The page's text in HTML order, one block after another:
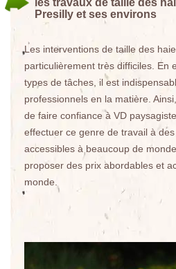
les travaux de taille des
Presilly et ses environs
Les interventions de taille des
particulièrement très difficiles. En
types de tâches, il est
professionnels en la matière.
de faire confiance à VD
effectuer ce genre de travail à
accessibles à beaucoup de
proposer des prix abordables et
monde.